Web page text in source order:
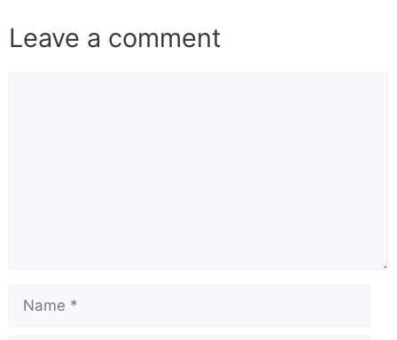
Leave a comment